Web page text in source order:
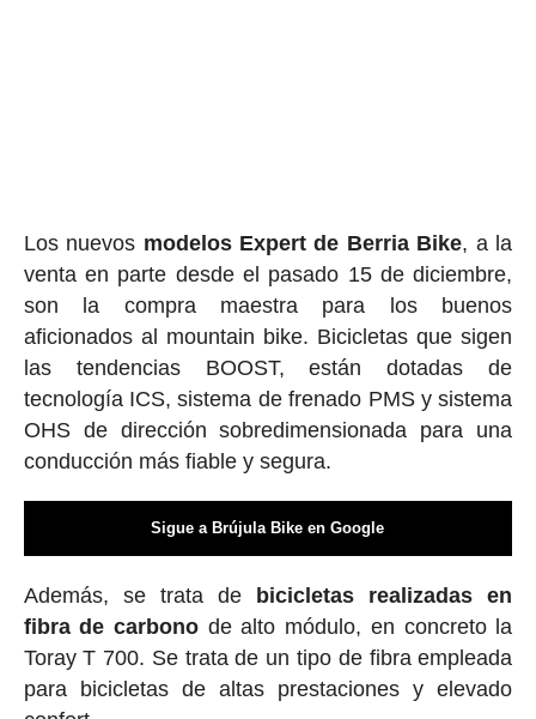
Los nuevos modelos Expert de Berria Bike, a la
venta en parte desde el pasado 15 de diciembre,
son la compra maestra para los buenos
aficionados al mountain bike. Bicicletas que sigen
las tendencias BOOST, están dotadas de
tecnología ICS, sistema de frenado PMS y sistema
OHS de dirección sobredimensionada para una
conducción más fiable y segura.
Sigue a Brújula Bike en Google
Además, se trata de
bicicletas realizadas en
fibra de carbono de alto módulo, en concreto la
Toray T 700. Se trata de un tipo de fibra empleada
para bicicletas de altas prestaciones y elevado